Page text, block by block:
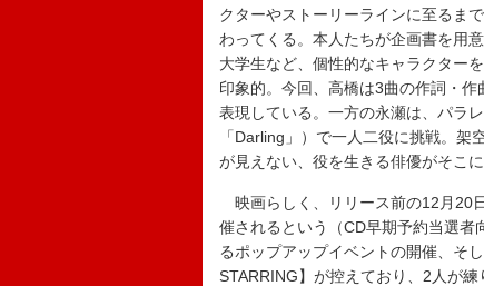
クターやストーリーラインに至るま
わってくる。本人たちが企画書を用
大学生など、個性的なキャラクター
印象的。今回、高橋は3曲の作詞・
表現している。一方の永瀬は、パラ
「Darling」）で一人二役に挑戦。
が見えない、役を生きる俳優がそこに
映画らしく、リリース前の12月20
催されるという（CD早期予約当選者
るポップアップイベントの開催、そ
STARRING】が控えており、2人が練